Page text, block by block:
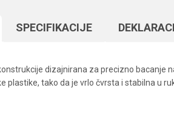
SPECIFIKACIJЕ
dizajnirana za precizno bacanje
plastike, tako da je vrlo čvrsta i stabilna u